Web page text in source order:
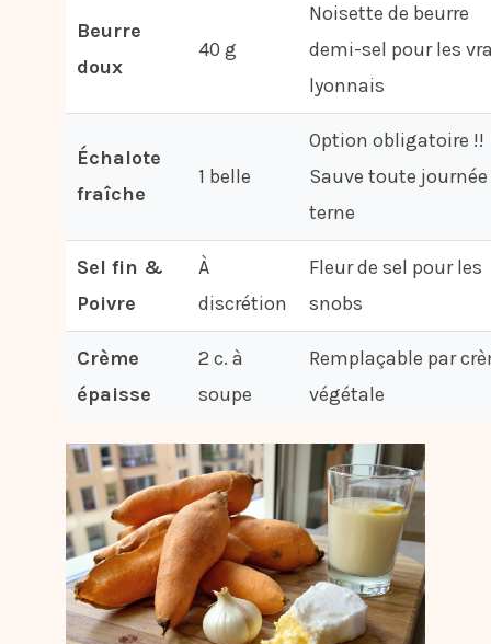
Beurre
doux
40 g
Noisette de beurre
demi-sel pour les
lyonnais
Échalote
fraîche
1 belle
Option obligatoire !!
Sauve toute journée
terne
Sel fin &
Poivre
À
discrétion
Fleur de sel pour les
snobs
Crème
épaisse
2 c. à
soupe
Remplaçable par
végétale